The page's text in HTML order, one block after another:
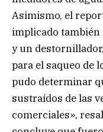
Asimismo, el
implicado también
y un
para el saqueo de
pudo determinar
sustraídos de las
comerciales»,